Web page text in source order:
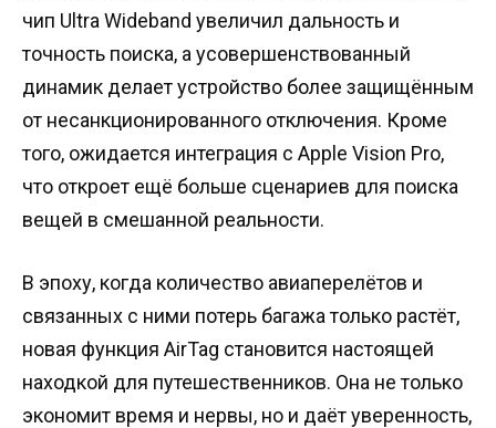
чип Ultra Wideband увеличил дальность и
точность поиска, а усовершенствованный
динамик делает устройство более защищённым
от несанкционированного отключения. Кроме
того, ожидается интеграция с Apple Vision Pro,
что откроет ещё больше сценариев для поиска
вещей в смешанной реальности.
В эпоху, когда количество авиаперелётов и
связанных с ними потерь багажа только растёт,
новая функция AirTag становится настоящей
находкой для путешественников. Она не только
экономит время и нервы, но и даёт уверенность,